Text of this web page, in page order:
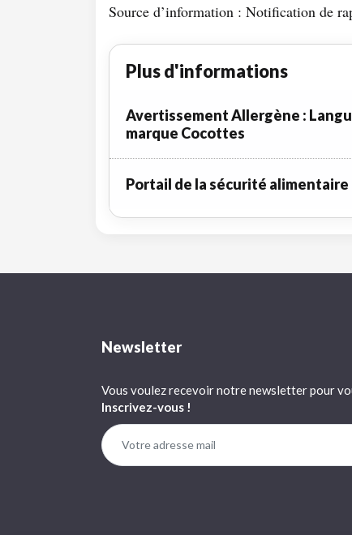
Source d’information : Notification de
Plus d'informations
Avertissement Allergène :
marque Cocottes
Portail de la sécurité alimentaire
Newsletter
Vous voulez recevoir notre newsletter pour
Inscrivez-vous !